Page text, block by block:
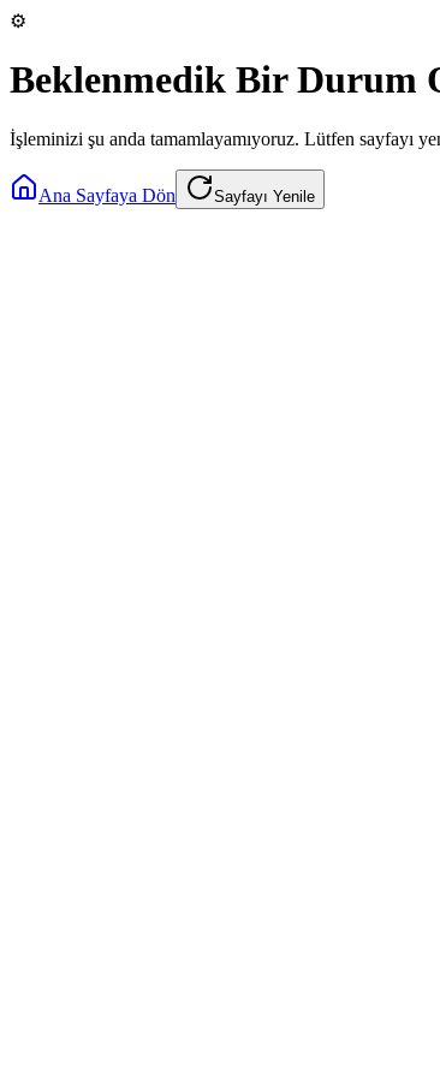
⚙️
Beklenmedik Bir Durum
İşleminizi şu anda tamamlayamıyoruz. Lütfen sayfayı
Ana Sayfaya Dön Sayfayı Yenile